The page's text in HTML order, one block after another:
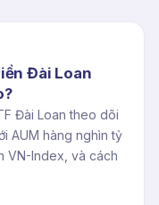
Đài Loan
Đài Loan theo dõi
AUM hàng nghìn tỷ
VN-Index, và cách